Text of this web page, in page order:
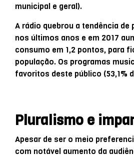
municipal e geral).
A rádio quebrou a tendência de
nos últimos anos e em 2017
consumo em 1,2 pontos, para
população. Os programas
favoritos deste público (53,1%
Pluralismo e
Apesar de ser o meio
com notável aumento da